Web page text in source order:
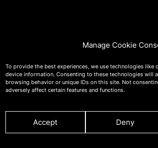
Manage Cookie
To provide the best experiences, we use technologies like
device information. Consenting to these technologies will
browsing behavior or unique IDs on this site. Not
adversely affect certain features and functions.
Accept Deny